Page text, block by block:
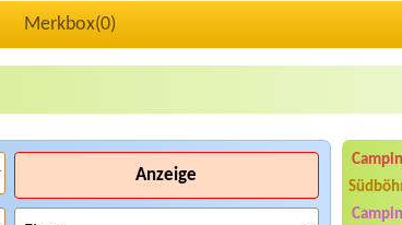
Merkbox(0)
Anzeige